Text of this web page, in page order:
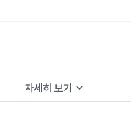
자세히 보기 keyboard_arrow_down